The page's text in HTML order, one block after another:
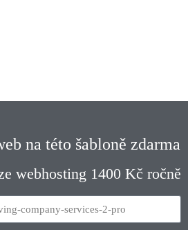
na této šabloně zdarma
webhosting 1400 Kč ročně